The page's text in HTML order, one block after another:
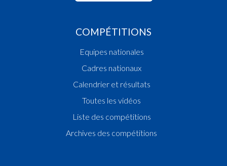
COMPÉTITIONS
Equipes nationales
Cadres nationaux
Calendrier et résultats
Toutes les vidéos
Liste des compétitions
Archives des compétitions